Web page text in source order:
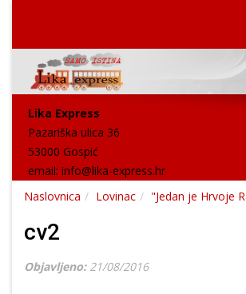
Lika Express
Pazariška ulica 36
53000 Gospić
email: info@lika-express.hr
Naslovnica
Lovinac "Jedan je Hrvoje
cv2
Objavljeno: 21/08/2016